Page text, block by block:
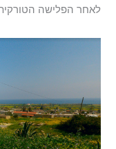
לאחר הפלישה הטורקית,